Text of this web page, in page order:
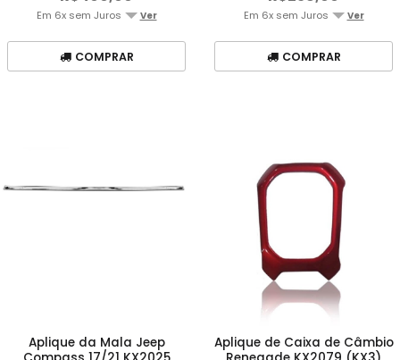
Em 6x sem Juros Ver
COMPRAR
Em 6x sem Juros Ver
COMPRAR
Aplique da Mala Jeep
Aplique de Caixa de Câmbio